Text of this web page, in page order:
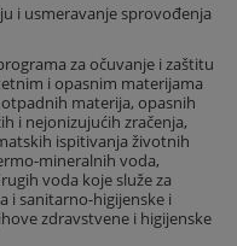
i usmeravanje sprovođenja
za očuvanje i zaštitu
i opasnim materijama
materija, opasnih
i nejonizujućih zračenja,
ispitivanja životnih
mineralnih voda,
voda koje služe za
i sanitarno-higijenske i
zdravstvene i higijenske